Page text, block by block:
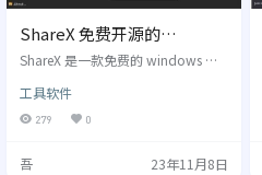
ShareX 免费开源的
Windows 截图录屏工具
ShareX 是一款免费的 windows 工
经过多年的迭代和发展，不仅可以
截图，还可以屏幕录制、自动添加
水印、OCR 文字识别等，并且支持
却依然小巧的截图工具，还被微软
工具软件
279 0
吾 23年11月8日